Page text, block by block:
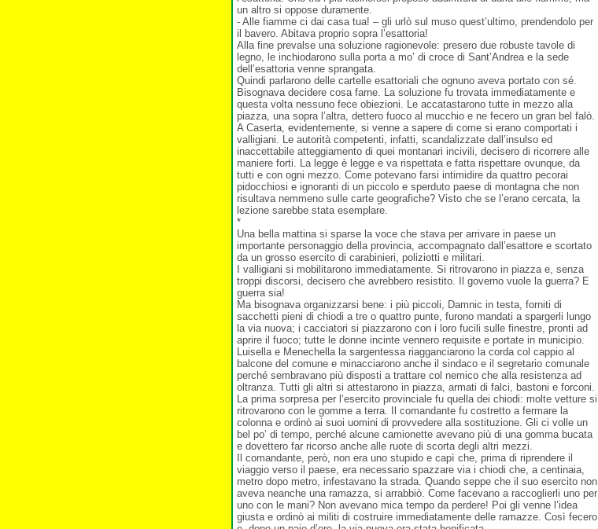
un altro si oppose duramente.
- Alle fiamme ci dai casa tua! – gli urlò sul muso quest’ultimo, prendendolo per
il bavero. Abitava proprio sopra l’esattoria!
Alla fine prevalse una soluzione ragionevole: presero due robuste tavole di
legno, le inchiodarono sulla porta a mo’ di croce di Sant’Andrea e la sede
dell’esattoria venne sprangata.
Quindi parlarono delle cartelle esattoriali che ognuno aveva portato con sé.
Bisognava decidere cosa farne. La soluzione fu trovata immediatamente e
questa volta nessuno fece obiezioni. Le accatastarono tutte in mezzo alla
piazza, una sopra l’altra, dettero fuoco al mucchio e ne fecero un gran bel falò.
A Caserta, evidentemente, si venne a sapere di come si erano comportati i
valligiani. Le autorità competenti, infatti, scandalizzate dall’insulso ed
inaccettabile atteggiamento di quei montanari incivili, decisero di ricorrere alle
maniere forti. La legge è legge e va rispettata e fatta rispettare ovunque, da
tutti e con ogni mezzo. Come potevano farsi intimidire da quattro pecorai
pidocchiosi e ignoranti di un piccolo e sperduto paese di montagna che non
risultava nemmeno sulle carte geografiche? Visto che se l’erano cercata, la
lezione sarebbe stata esemplare.
*
Una bella mattina si sparse la voce che stava per arrivare in paese un
importante personaggio della provincia, accompagnato dall’esattore e scortato
da un grosso esercito di carabinieri, poliziotti e militari.
I valligiani si mobilitarono immediatamente. Si ritrovarono in piazza e, senza
troppi discorsi, decisero che avrebbero resistito. Il governo vuole la guerra? E
guerra sia!
Ma bisognava organizzarsi bene: i più piccoli, Damnic in testa, forniti di
sacchetti pieni di chiodi a tre o quattro punte, furono mandati a spargerli lungo
la via nuova; i cacciatori si piazzarono con i loro fucili sulle finestre, pronti ad
aprire il fuoco; tutte le donne incinte vennero requisite e portate in municipio.
Luisella e Menechella la sargentessa riagganciarono la corda col cappio al
balcone del comune e minacciarono anche il sindaco e il segretario comunale
perché sembravano più disposti a trattare col nemico che alla resistenza ad
oltranza. Tutti gli altri si attestarono in piazza, armati di falci, bastoni e forconi.
La prima sorpresa per l’esercito provinciale fu quella dei chiodi: molte vetture si
ritrovarono con le gomme a terra. Il comandante fu costretto a fermare la
colonna e ordinò ai suoi uomini di provvedere alla sostituzione. Gli ci volle un
bel po’ di tempo, perché alcune camionette avevano più di una gomma bucata
e dovettero far ricorso anche alle ruote di scorta degli altri mezzi.
Il comandante, però, non era uno stupido e capì che, prima di riprendere il
viaggio verso il paese, era necessario spazzare via i chiodi che, a centinaia,
metro dopo metro, infestavano la strada. Quando seppe che il suo esercito non
aveva neanche una ramazza, si arrabbiò. Come facevano a raccoglierli uno per
uno con le mani? Non avevano mica tempo da perdere! Poi gli venne l’idea
giusta e ordinò ai militi di costruire immediatamente delle ramazze. Così fecero